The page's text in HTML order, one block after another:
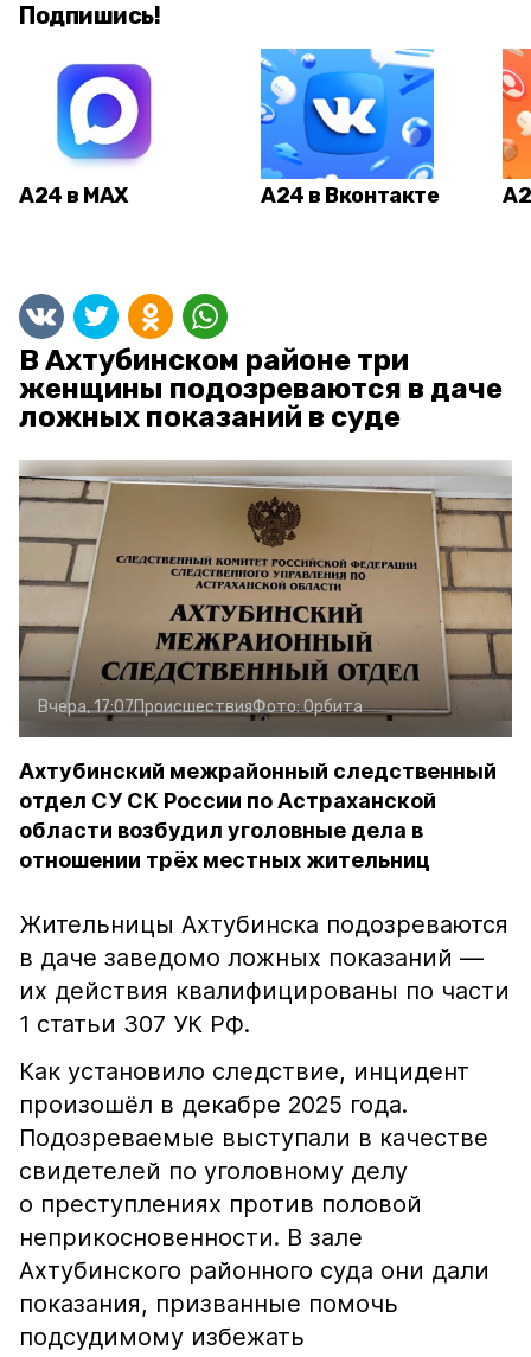
Подпишись!
А24 в MAX А24 в Вконтакте
В Ахтубинском районе три
женщины подозреваются в даче
ложных показаний в суде
Вчера, 17:07ПроисшествияФото:Орбита
Ахтубинский межрайонный следственный
отдел СУ СК России по Астраханской
области возбудил уголовные дела в
отношении трёх местных жительниц
Жительницы Ахтубинска подозреваются
в даче заведомо ложных показаний —
их действия квалифицированы по части
1 статьи 307 УК РФ.
Как установило следствие, инцидент
произошёл в декабре 2025 года.
Подозреваемые выступали в качестве
свидетелей по уголовному делу
о преступлениях против половой
неприкосновенности. В зале
Ахтубинского районного суда они дали
показания, призванные помочь
подсудимому избежать